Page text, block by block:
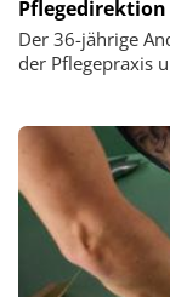
Pflegedirektion
Der 36-jährige
der Pflegepraxis